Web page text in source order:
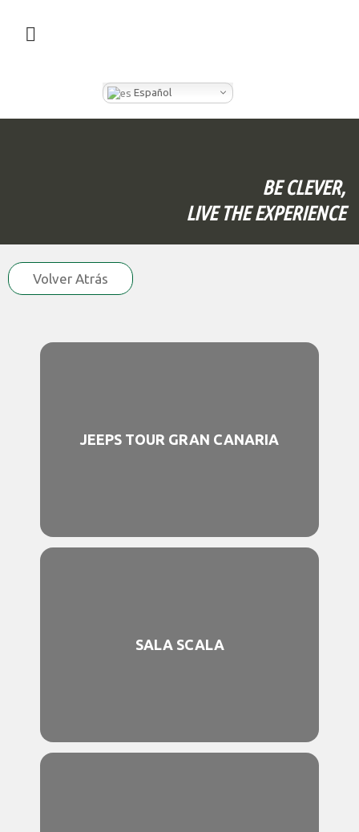
Español
BE CLEVER,
LIVE THE EXPERIENCE
Volver Atrás
JEEPS TOUR GRAN CANARIA
SALA SCALA